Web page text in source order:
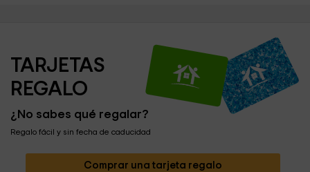
TARJETAS
REGALO
¿No sabes qué regalar?
Regalo fácil y sin fecha de caducidad
Comprar una tarjeta regalo